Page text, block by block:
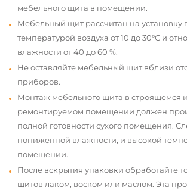
мебельного щита в помещении.
Мебельный щит рассчитан на установку
температурой воздуха от 10 до 30°С и
влажности от 40 до 60 %.
Не оставляйте мебельный щит вблизи
приборов.
Монтаж мебельного щита в строящемся
ремонтируемом помещении должен
полной готовности сухого помещения.
пониженной влажности, и высокой
помещении.
После вскрытия упаковки обработайте
щитов лаком, воском или маслом. Эта